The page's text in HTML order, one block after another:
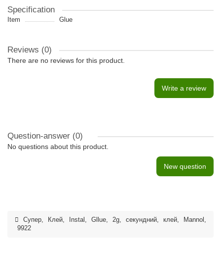
Specification
Item Glue
Reviews (0)
There are no reviews for this product.
Write a review
Question-answer (0)
No questions about this product.
New question
Супер, Клей, Instal , Gllue, 2g, секундний, клей, Mannol ,
9922